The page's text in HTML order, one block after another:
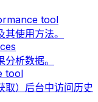
tool
使用方法。
析数据。
tool
）后台中访问历史